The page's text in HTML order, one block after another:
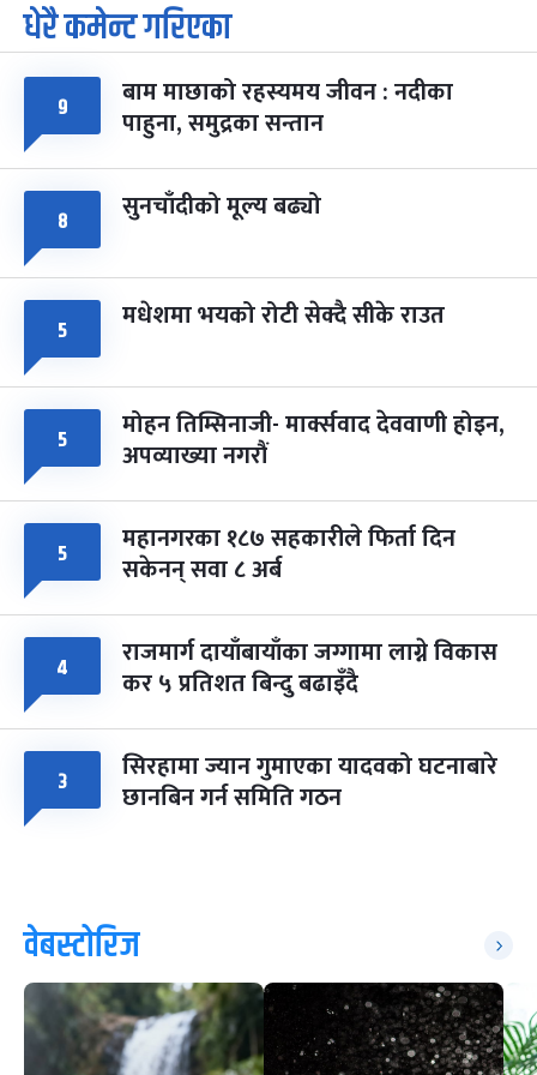
७
आइत
पूर्णिमा व्रत
चैत्र ७, २०८३-Mar 21, 2027
८ फागुपूर्णिमा
चैत्र ८, २०८३-Mar 22, 2027
७ महिना बाँकी
धेरै कमेन्ट गरिएका
९ बाम माछाको रहस्यमय जीवन : नदीका
पाहुना, समुद्रका सन्तान
८ सुनचाँदीको मूल्य बढ्यो
५ मधेशमा भयको रोटी सेक्दै सीके राउत
५ मोहन तिम्सिनाजी- मार्क्सवाद देववाणी होइन,
अपव्याख्या नगरौं
५ महानगरका १८७ सहकारीले फिर्ता दिन
सकेनन् सवा ८ अर्ब
४ राजमार्ग दायाँबायाँका जग्गामा लाग्ने विकास
कर ५ प्रतिशत बिन्दु बढाइँदै
३ सिरहामा ज्यान गुमाएका यादवको घटनाबारे
छानबिन गर्न समिति गठन
वेबस्टोरिज